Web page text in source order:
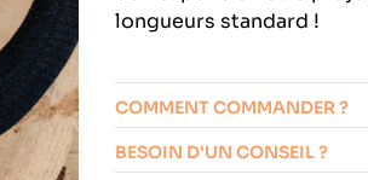
longueurs standard !
COMMENT COMMANDER ?
BESOIN D'UN CONSEIL ?